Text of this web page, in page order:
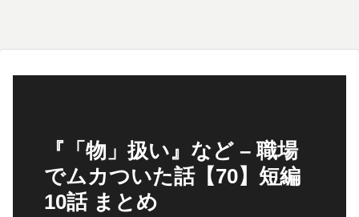
『「物」扱い』など – 職場
でムカついた話【70】短編
10話 まとめ